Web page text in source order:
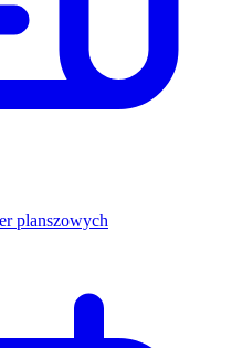
planszowych